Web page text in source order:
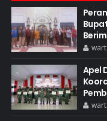
Apel